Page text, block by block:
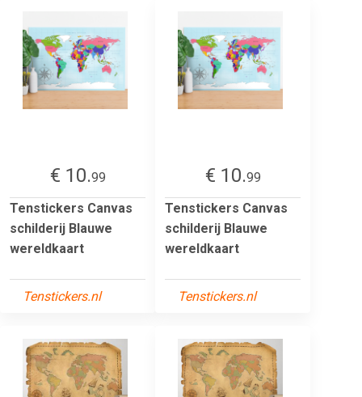
€ 10.99
Tenstickers Canvas
schilderij Blauwe
wereldkaart
Tenstickers.nl
€ 10.99
Tenstickers Canvas
schilderij Blauwe
wereldkaart
Tenstickers.nl